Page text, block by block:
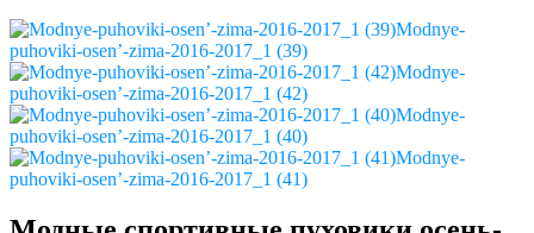
Modnye-
puhoviki-osen’-zima-2016-2017_1 (39)
Modnye-
puhoviki-osen’-zima-2016-2017_1 (42)
Modnye-
puhoviki-osen’-zima-2016-2017_1 (40)
Modnye-
puhoviki-osen’-zima-2016-2017_1 (41)